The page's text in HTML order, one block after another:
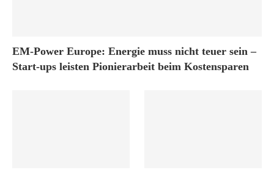
EM-Power Europe: Energie muss nicht teuer sein –
Start-ups leisten Pionierarbeit beim Kostensparen